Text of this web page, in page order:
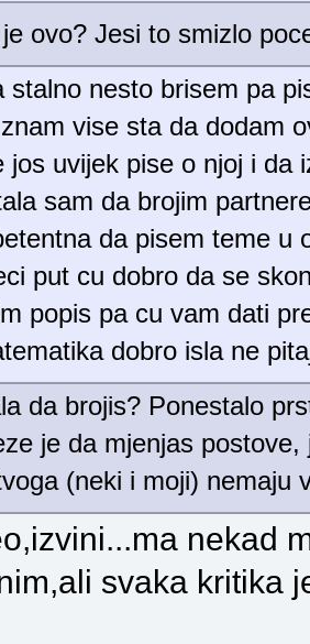
ovo? Jesi to smizlo
stalno nesto brisem pa
vise sta da dodam
jos uvijek pise o njoj i da
sam da brojim
da pisem teme u
put cu dobro da se
popis pa cu vam dati
dobro isla ne
da brojis? Ponestalo
je da mjenjas
(neki i moji) nemaju
nekad
svaka kritika